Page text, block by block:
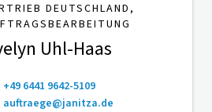
DEUTSCHLAND,
Uhl-Haas
+49 6441 9642-5109
auftraege@janitza.de